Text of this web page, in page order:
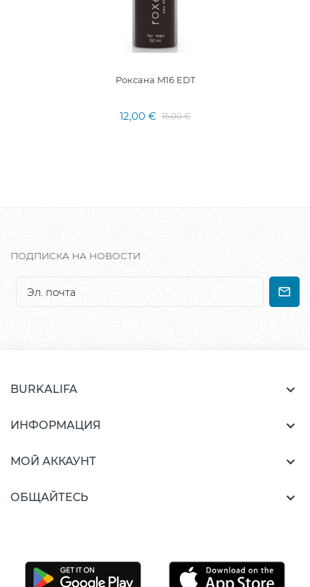
Роксана M16 EDT
12,00 € 15,00 €
ПОДПИСКА НА НОВОСТИ
BURKALIFA 
ИНФОРМАЦИЯ 
МОЙ АККАУНТ 
ОБЩАЙТЕСЬ 